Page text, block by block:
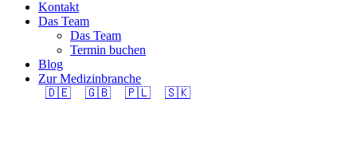
Kontakt
Das Team
Das Team
Termin buchen
Blog
Zur Medizinbranche
🇩🇪
🇬🇧 🇵🇱 🇸🇰